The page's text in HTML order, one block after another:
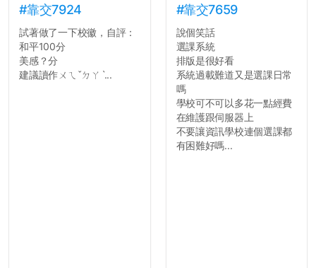
#靠交7924
試著做了一下校徽，自評：
和平100分
美感？分
建議讀作ㄨㄟˇㄉㄚˋ...
#靠交7659
說個笑話
選課系統
排版是很好看
系統過載難道又是選課日常
嗎
學校可不可以多花一點經費
在維護跟伺服器上
不要讓資訊學校連個選課都
有困難好嗎...